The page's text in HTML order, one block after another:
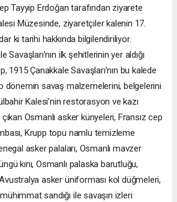
Tayyip Erdoğan tarafından ziyarete
Müzesinde, ziyaretçiler kalenin 17.
ki tarihi hakkında bilgilendiriliyor.
Savaşları’nın ilk şehitlerinin yer aldığı
1915 Çanakkale Savaşları’nın bu kalede
o dönemin savaş malzemelerini, belgelerini
Kalesi’nin restorasyon ve kazı
çıkan Osmanlı asker künyeleri, Fransız cep
Krupp topu namlu temizleme
asker palaları, Osmanlı mavzer
kını, Osmanlı palaska barutluğu,
asker üniforması kol düğmeleri,
sandığı ile savaşın izleri